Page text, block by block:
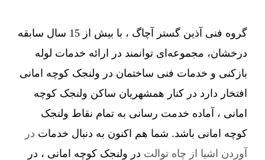
گروه فنی آذین گستر آچاگ ، با بیش از 15 سال سابقه
درخشان، مجموعه‌ای توانمند در ارائه خدمات لوله
بازکنی و خدمات فنی ساختمان در ولنجک کوچه امانی
افتخار دارد در کنار همشهریان ساکن ولنجک کوچه
امانی ، آماده خدمت رسانی به تمام نقاط ولنجک
کوچه امانی باشد. شما هم اکنون به دنبال خدمات در
آوردن اشیا از چاه توالت در ولنجک کوچه امانی ، در